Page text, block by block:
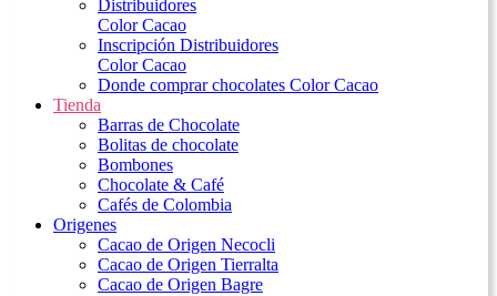
Distribuidores
Color Cacao
Inscripción Distribuidores
Color Cacao
Donde comprar chocolates Color Cacao
Tienda
Barras de Chocolate
Bolitas de chocolate
Bombones
Chocolate & Café
Cafés de Colombia
Origenes
Cacao de Origen Necocli
Cacao de Origen Tierralta
Cacao de Origen Bagre